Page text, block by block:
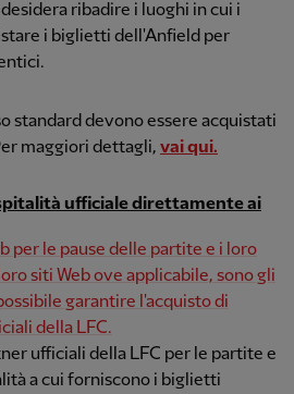
ribadire i luoghi in cui i
i biglietti dell'Anfield per
standard devono essere acquistati
maggiori dettagli, vai qui.
ufficiale direttamente ai
per le pause delle partite e i loro
siti Web ove applicabile, sono gli
garantire l'acquisto di
della LFC.
ufficiali della LFC per le partite e
a cui forniscono i biglietti